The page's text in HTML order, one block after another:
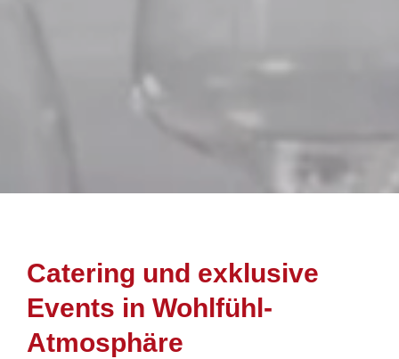
Catering und exklusive
Events in Wohlfühl-
Atmosphäre